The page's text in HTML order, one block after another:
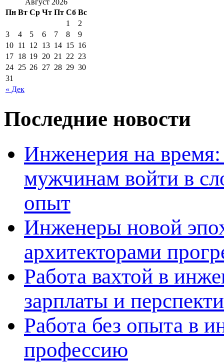
Август 2026
Пн Вт Ср Чт Пт Сб Вс
« Дек
1
2
3
4 5 6 7 8
9
10 11 12 13 14 15 16
17 18 19 20 21 22 23
24 25 26 27 28 29 30
31
Последние новости
Инженерия на время:
мужчинам войти в
опыт
Инженеры новой
архитекторами
Работа вахтой в
зарплаты и
Работа без опыта в
профессию